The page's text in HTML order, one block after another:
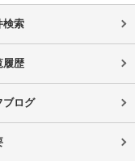
検索
履歴
ブログ